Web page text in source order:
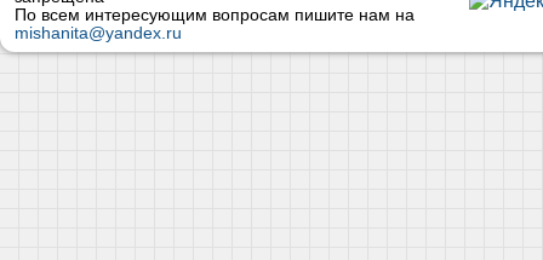
По всем интересующим вопросам пишите нам на
mishanita@yandex.ru